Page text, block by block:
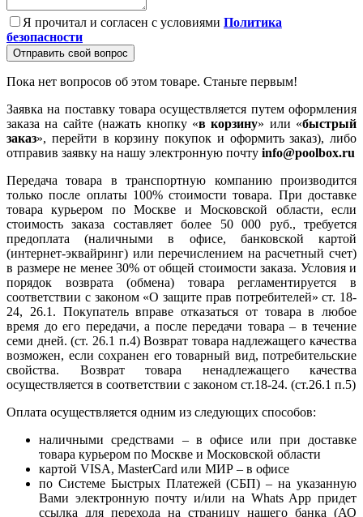
Я прочитал и согласен с условиями Политика
безопасности
Отправить свой вопрос
Пока нет вопросов об этом товаре. Станьте первым!
Заявка на поставку товара осуществляется путем оформления
заказа на сайте (нажать кнопку «в корзину» или «быстрый
заказ», перейти в корзину покупок и оформить заказ), либо
отправив заявку на нашу электронную почту info@poolbox.ru
Передача товара в транспортную компанию производится
только после оплаты 100% стоимости товара. При доставке
товара курьером по Москве и Московской области, если
стоимость заказа составляет более 50 000 руб., требуется
предоплата (наличными в офисе, банковской картой
(интернет-эквайринг) или перечислением на расчетный счет)
в размере не менее 30% от общей стоимости заказа. Условия и
порядок возврата (обмена) товара регламентируется в
соответствии с законом «О защите прав потребителей» ст. 18-
24, 26.1. Покупатель вправе отказаться от товара в любое
время до его передачи, а после передачи товара – в течение
семи дней. (ст. 26.1 п.4) Возврат товара надлежащего качества
возможен, если сохранен его товарный вид, потребительские
свойства. Возврат товара ненадлежащего качества
осуществляется в соответствии с законом ст.18-24. (ст.26.1 п.5)
Оплата осуществляется одним из следующих способов:
наличными средствами – в офисе или при доставке
товара курьером по Москве и Московской области
картой VISA, MasterCard или МИР – в офисе
по Системе Быстрых Платежей (СБП) – на указанную
Вами электронную почту и/или на Whats App придет
ссылка для перехода на страницу нашего банка (АО